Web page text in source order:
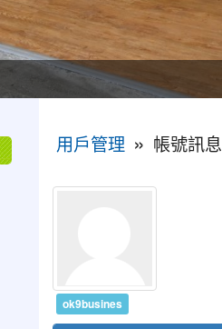
用戶管理 » 帳號訊息
ok9busines